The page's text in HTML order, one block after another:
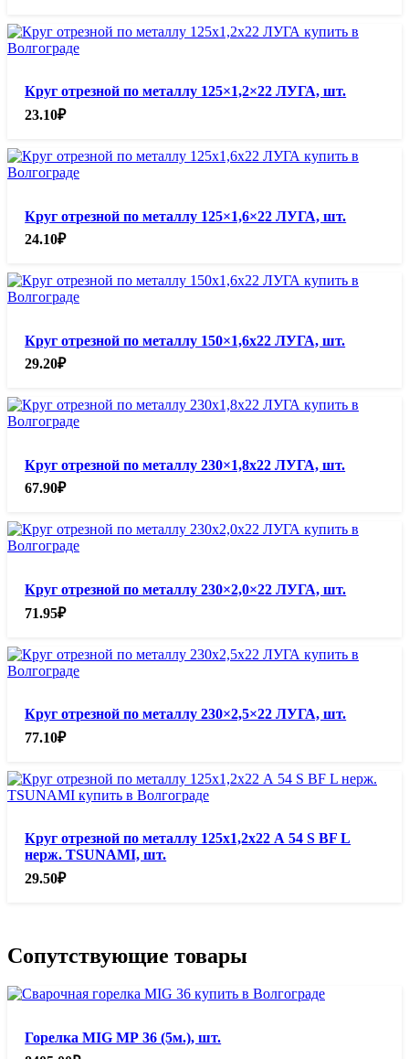
Круг отрезной по металлу 125×1,2×22 ЛУГА, шт.
23.10₽
Круг отрезной по металлу 125×1,6×22 ЛУГА, шт.
24.10₽
Круг отрезной по металлу 150×1,6х22 ЛУГА, шт.
29.20₽
Круг отрезной по металлу 230×1,8х22 ЛУГА, шт.
67.90₽
Круг отрезной по металлу 230×2,0×22 ЛУГА, шт.
71.95₽
Круг отрезной по металлу 230×2,5×22 ЛУГА, шт.
77.10₽
Круг отрезной по металлу 125х1,2х22 А 54 S BF L
нерж. TSUNAMI, шт.
29.50₽
Сопутствующие товары
Горелка MIG МР 36 (5м.), шт.